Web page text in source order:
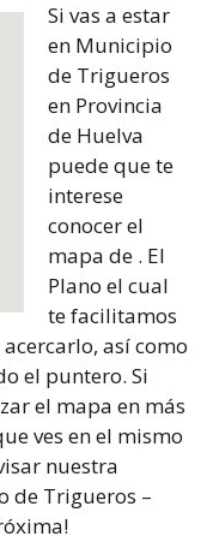
Si vas a estar
en Municipio
de Trigueros
en Provincia
de Huelva
puede que te
interese
conocer el
mapa de . El
Plano el cual
te facilitamos
así como
el puntero. Si
el mapa en más
ves en el mismo
nuestra
de Trigueros –